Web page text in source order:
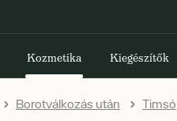
Kozmetika Kiegészítők
Borotválkozás után Timsó